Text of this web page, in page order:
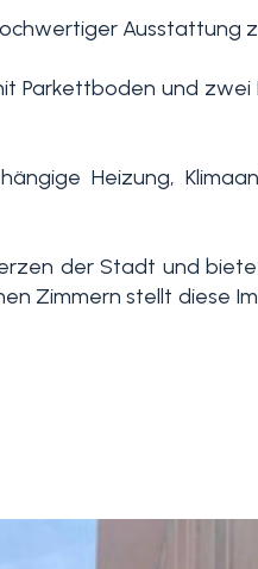
Ausstattung
Parkettboden und zwei
Heizung,
der Stadt und
Zimmern stellt diese